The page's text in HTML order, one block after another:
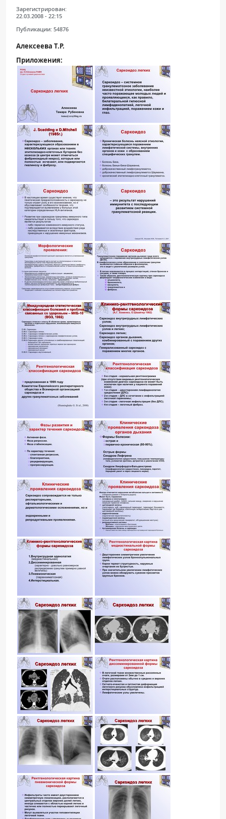
Зарегистрирован:
22.03.2008 - 22:15
Публикации: 54876
Алексеева Т.Р.
Приложения: